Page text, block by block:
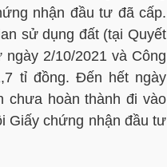
nhận đầu tư đã cấp.
sử dụng đất (tại Quyết
2/10/2021 và Công
tỉ đồng. Đến hết ngày
chưa hoàn thành đi vào
Giấy chứng nhận đầu tư